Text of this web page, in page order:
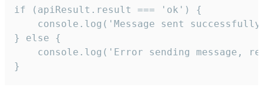
if (apiResult.result === 'ok') {
console.log('Message sent
} else {
console.log('Error sending message,
}